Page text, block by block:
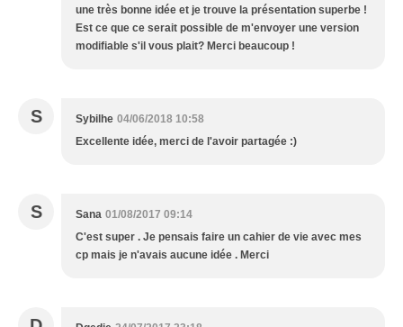
une très bonne idée et je trouve la présentation superbe !
Est ce que ce serait possible de m'envoyer une version
modifiable s'il vous plait? Merci beaucoup !
S Sybilhe 04/06/2018 10:58
Excellente idée, merci de l'avoir partagée :)
S Sana 01/08/2017 09:14
C'est super . Je pensais faire un cahier de vie avec mes
cp mais je n'avais aucune idée . Merci